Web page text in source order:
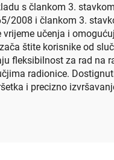
s člankom 3.
2008 i člankom 3.
učenja i
štite korisnike od
fleksibilnost za rad
radionice.
i precizno